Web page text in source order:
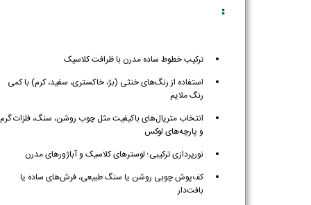
:
ترکیب خطوط ساده مدرن با ظرافت کلاسیک
استفاده از رنگ‌های خنثی (بژ، خاکستری، سفید، کرم) با کمی
رنگ ملایم
انتخاب متریال‌های باکیفیت مثل چوب روشن، سنگ، فلزات گرم
و پارچه‌های لوکس
نورپردازی ترکیبی؛ لوسترهای کلاسیک و آباژورهای مدرن
کف‌پوش چوبی روشن یا سنگ طبیعی، فرش‌های ساده یا
بافت‌دار